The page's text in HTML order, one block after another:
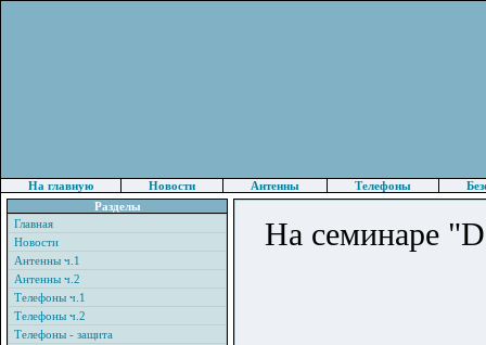
На главную Новости Антенны Телефоны
Разделы
Главная
Новости
Антенны ч.1
Антенны ч.2
Телефоны ч.1
Телефоны ч.2
Телефоны - защита
На семинаре